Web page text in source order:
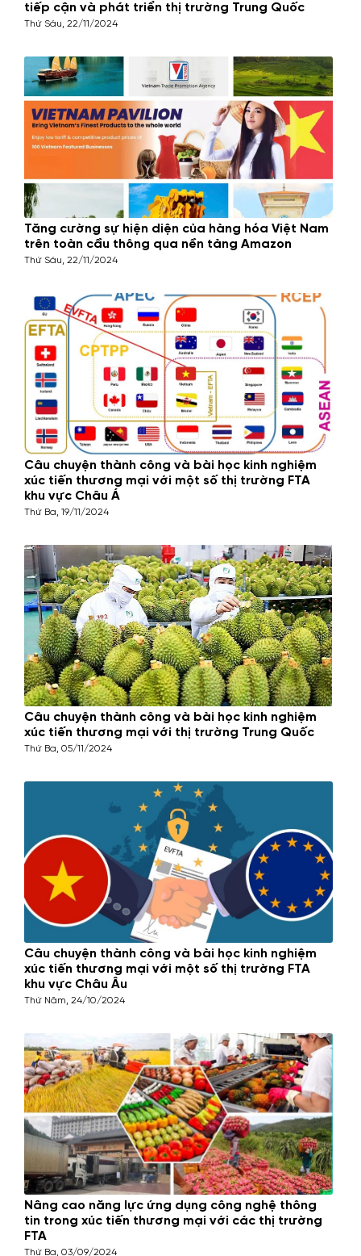
tiếp cận và phát triển thị trường Trung Quốc
Thứ Sáu, 22/11/2024
Tăng cường sự hiện diện của hàng hóa Việt Nam
trên toàn cầu thông qua nền tảng Amazon
Thứ Sáu, 22/11/2024
Câu chuyện thành công và bài học kinh nghiệm
xúc tiến thương mại với một số thị trường FTA
khu vực Châu Á
Thứ Ba, 19/11/2024
Câu chuyện thành công và bài học kinh nghiệm
xúc tiến thương mại với thị trường Trung Quốc
Thứ Ba, 05/11/2024
Câu chuyện thành công và bài học kinh nghiệm
xúc tiến thương mại với một số thị trường FTA
khu vực Châu Âu
Thứ Năm, 24/10/2024
Nâng cao năng lực ứng dụng công nghệ thông
tin trong xúc tiến thương mại với các thị trường
FTA
Thứ Ba, 03/09/2024